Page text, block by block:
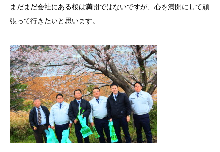
まだまだ会社にある桜は満開ではないですが、心を満開にして頑
張って行きたいと思います。